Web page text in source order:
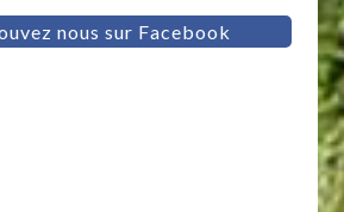
nous sur Facebook